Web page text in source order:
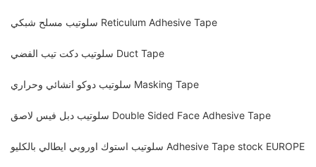
سلوتيب مسلح شبكي Reticulum Adhesive Tape
سلوتيب دكت تيب الفضي Duct Tape
سلوتيب دوكو انشائي وحراري Masking Tape
سلوتيب دبل فيس لاصق Double Sided Face Adhesive Tape
سلوتيب استوك اوروبي ايطالي بالكليو Adhesive Tape stock EUROPE